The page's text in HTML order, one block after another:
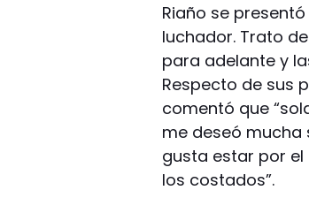
Riaño se
luchador. Trato
para adelante y
Respecto de sus
comentó que
me deseó mucha
gusta estar por
los costados”.